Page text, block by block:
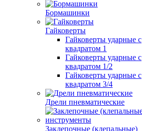
Бормашинки
Гайковерты
Гайковерты ударные с
квадратом 1
Гайковерты ударные с
квадратом 1/2
Гайковерты ударные с
квадратом 3/4
Дрели пневматические
Заклепочные (клепальные)